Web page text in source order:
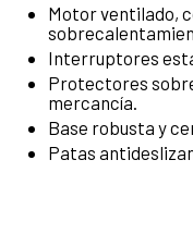
Motor ventilado,
Interruptores
Protectores
mercancía.
Base robusta y
Patas